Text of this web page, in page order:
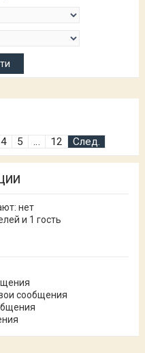
4 5 … 12 След.
нет
и 1 гость
сообщения